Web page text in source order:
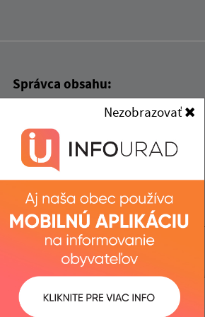
Nezobrazovať
Správca obsahu:
Správca obsahu je Obec Kysak.
Vytvorené v súlade s
dizajn manuálom elektronických
služieb.